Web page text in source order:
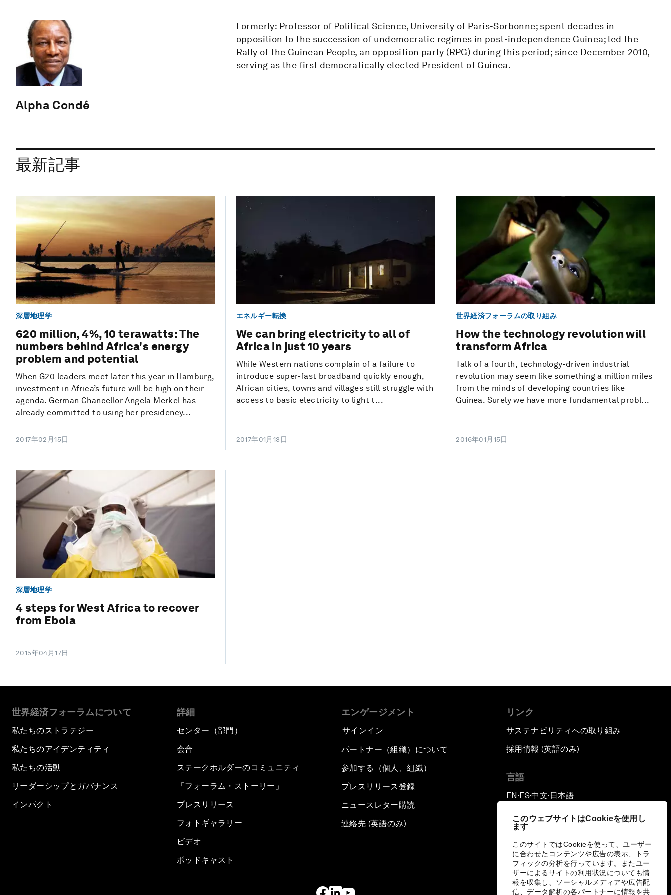
このウェブサイトはCookieを使用し
ます
このサイトではCookieを使って、ユーザー
に合わせたコンテンツや広告の表示、トラ
フィックの分析を行っています。またユー
ザーによるサイトの利用状況についても情
報を収集し、ソーシャルメディアや広告配
信、データ解析の各パートナーに情報を共
Alpha Condé
Formerly: Professor of Political Science, University of Paris-Sorbonne; spent decades in
opposition to the succession of undemocratic regimes in post-independence Guinea; led the
Rally of the Guinean People, an opposition party (RPG) during this period; since December 2010,
serving as the first democratically elected President of Guinea.
最新記事
深層地理学
620 million, 4%, 10 terawatts: The
numbers behind Africa's energy
problem and potential
When G20 leaders meet later this year in Hamburg,
investment in Africa’s future will be high on their
agenda. German Chancellor Angela Merkel has
already committed to using her presidency...
2017年02月15日
エネルギー転換
We can bring electricity to all of
Africa in just 10 years
While Western nations complain of a failure to
introduce super-fast broadband quickly enough,
African cities, towns and villages still struggle with
access to basic electricity to light t...
2017年01月13日
世界経済フォーラムの取り組み
How the technology revolution will
transform Africa
Talk of a fourth, technology-driven industrial
revolution may seem like something a million miles
from the minds of developing countries like
Guinea. Surely we have more fundamental probl...
2016年01月15日
深層地理学
4 steps for West Africa to recover
from Ebola
2015年04月17日
世界経済フォーラムについて
私たちのストラテジー
私たちのアイデンティティ
私たちの活動
リーダーシップとガバナンス
インパクト
詳細
センター（部門）
会合
ステークホルダーのコミュニティ
「フォーラム・ストーリー」
プレスリリース
フォトギャラリー
ビデオ
ポッドキャスト
エンゲージメント
サインイン
パートナー（組織）について
参加する（個人、組織）
プレスリリース登録
ニュースレター購読
連絡先 (英語のみ)
リンク
サステナビリティへの取り組み
採用情報 (英語のみ)
言語
EN ▪ ES▪中文▪ 日本語